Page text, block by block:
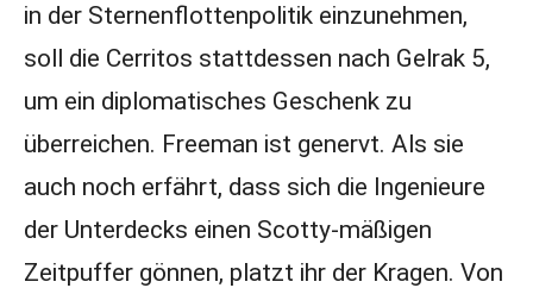
in der Sternenflottenpolitik einzunehmen,
soll die Cerritos stattdessen nach Gelrak 5,
um ein diplomatisches Geschenk zu
überreichen. Freeman ist genervt. Als sie
auch noch erfährt, dass sich die Ingenieure
der Unterdecks einen Scotty-mäßigen
Zeitpuffer gönnen, platzt ihr der Kragen. Von